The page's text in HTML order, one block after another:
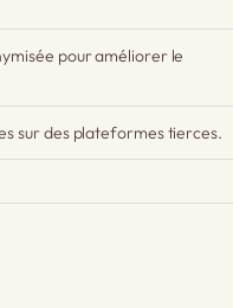
pour améliorer le
sur des plateformes tierces.